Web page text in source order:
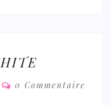
Commentaires
0 Commentaire